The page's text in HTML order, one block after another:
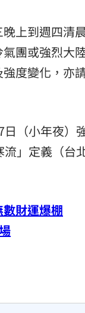
上到週四清
團或強烈大
度變化，亦
（小年夜）
」定義（台
財運爆棚